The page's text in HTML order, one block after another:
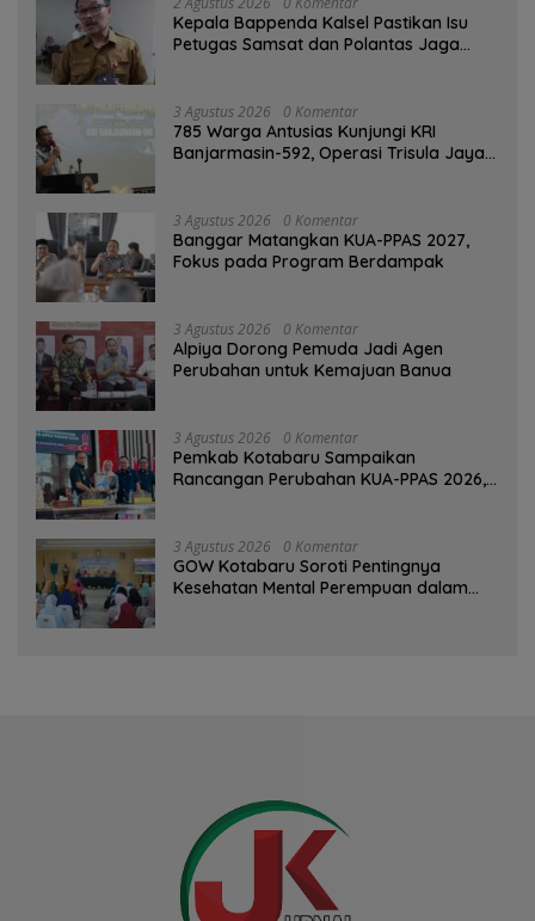
Kepala Bappenda Kalsel Pastikan Isu
Petugas Samsat dan Polantas Jaga
3 Agustus 2026 0 Komentar
785 Warga Antusias Kunjungi KRI
Banjarmasin-592, Operasi Trisula Jaya
3 Agustus 2026 0 Komentar
‎Banggar Matangkan KUA-PPAS 2027,
Fokus pada Program Berdampak
3 Agustus 2026 0 Komentar
‎Alpiya Dorong Pemuda Jadi Agen
Perubahan untuk Kemajuan Banua ‎
3 Agustus 2026 0 Komentar
Pemkab Kotabaru Sampaikan
Rancangan Perubahan KUA-PPAS 2026,
3 Agustus 2026 0 Komentar
GOW Kotabaru Soroti Pentingnya
Kesehatan Mental Perempuan dalam